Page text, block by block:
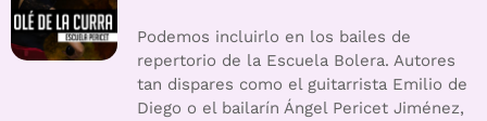
Podemos incluirlo en los bailes de
repertorio de la Escuela Bolera. Autores
tan dispares como el guitarrista Emilio de
Diego o el bailarín Ángel Pericet Jiménez,